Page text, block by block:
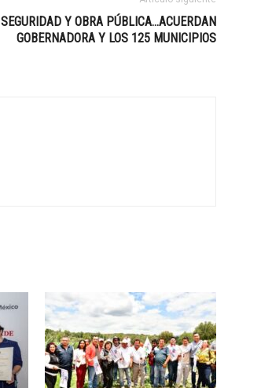
SEGURIDAD Y OBRA PÚBLICA…ACUERDAN
GOBERNADORA Y LOS 125 MUNICIPIOS